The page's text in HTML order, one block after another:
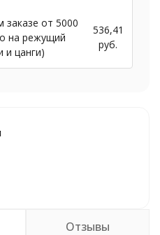
заказе от 5000
на режущий
и цанги)
536,41
руб.
Отзывы